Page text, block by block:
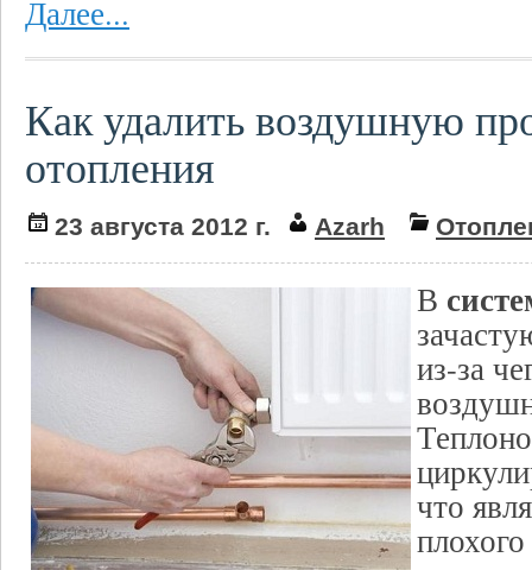
Далее...
Как удалить воздушную
отопления
23 августа 2012 г. Azarh
В
из-за
что